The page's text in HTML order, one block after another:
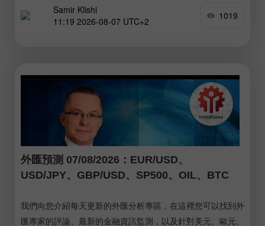
Samir Klishi
11:19 2026-08-07 UTC+2
1019
外匯預測 07/08/2026：EUR/USD、
USD/JPY、GBP/USD、SP500、OIL、BTC
我們向您介紹每天更新的外匯分析專區，在這裡您可以找到外
匯專家的評論、最新的金融資訊監測，以及針對美元、歐元、